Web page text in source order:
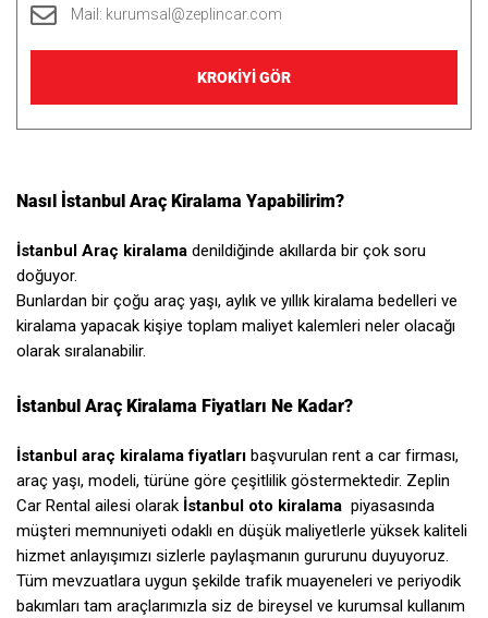
Mail: kurumsal@zeplincar.com
KROKİYİ GÖR
Nasıl İstanbul Araç Kiralama Yapabilirim?
İstanbul Araç kiralama denildiğinde akıllarda bir çok soru
doğuyor.
Bunlardan bir çoğu araç yaşı, aylık ve yıllık kiralama bedelleri ve
kiralama yapacak kişiye toplam maliyet kalemleri neler olacağı
olarak sıralanabilir.
İstanbul Araç Kiralama Fiyatları Ne Kadar?
İstanbul araç kiralama fiyatları başvurulan rent a car firması,
araç yaşı, modeli, türüne göre çeşitlilik göstermektedir. Zeplin
Car Rental ailesi olarak İstanbul oto kiralama piyasasında
müşteri memnuniyeti odaklı en düşük maliyetlerle yüksek kaliteli
hizmet anlayışımızı sizlerle paylaşmanın gururunu duyuyoruz.
Tüm mevzuatlara uygun şekilde trafik muayeneleri ve periyodik
bakımları tam araçlarımızla siz de bireysel ve kurumsal kullanım